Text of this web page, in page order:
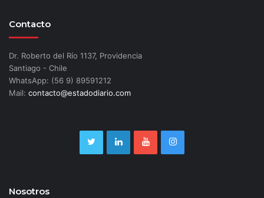
Contacto
Dr. Roberto del Río 1137, Providencia
Santiago - Chile
WhatsApp: (56 9) 89591212
Mail: contacto@estadodiario.com
Nosotros